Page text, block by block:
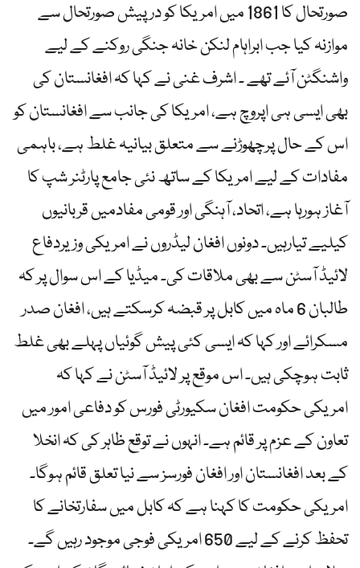
صورتحال کا 1861 میں امریکا کو درپیش صورتحال سے
موازنہ کیا جب ابراہام لنکن خانہ جنگی روکنے کے لیے
واشنگٹن آئے تھے ۔ اشرف غنی نے کہا کہ افغانستان کی
بھی ایسی ہی اپروچ ہے، امریکا کی جانب سے افغانستان کو
اس کے حال پرچھوڑنے سے متعلق بیانیہ غلط ہے، باہمی
مفادات کے لیے امریکا کے ساتھ نئی جامع پارٹنر شپ کا
آغاز ہورہا ہے، اتحاد، آہنگی اور قومی مفادمیں قربانیوں
کیلیے تیارہیں۔ دونوں افغان لیڈروں نے امریکی وزیردفاع
لائیڈ آسٹن سے بھی ملاقات کی۔ میڈیا کے اس سوال پر کہ
طالبان 6 ماہ میں کابل پر قبضہ کرسکتے ہیں، افغان صدر
مسکرائے اور کہا کہ ایسی کئی پیش گوئیاں پہلے بھی غلط
ثابت ہوچکی ہیں۔ اس موقع پر لائیڈ آسٹن نے کہا کہ
امریکی حکومت افغان سکیورٹی فورس کو دفاعی امور میں
تعاون کے عزم پر قائم ہے۔ انہوں نے توقع ظاہر کی کہ انخلا
کے بعد افغانستان اور افغان فورسز سے نیا تعلق قائم ہوگا۔
امریکی حکومت کا کہنا ہے کہ کابل میں سفارتخانے کا
تحفظ کرنے کے لیے 650 امریکی فوجی موجود رہیں گے۔